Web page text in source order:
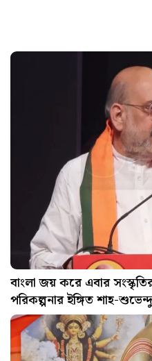
বাংলা জয় করে এবার
পরিকল্পনার ইঙ্গিত শাহ-